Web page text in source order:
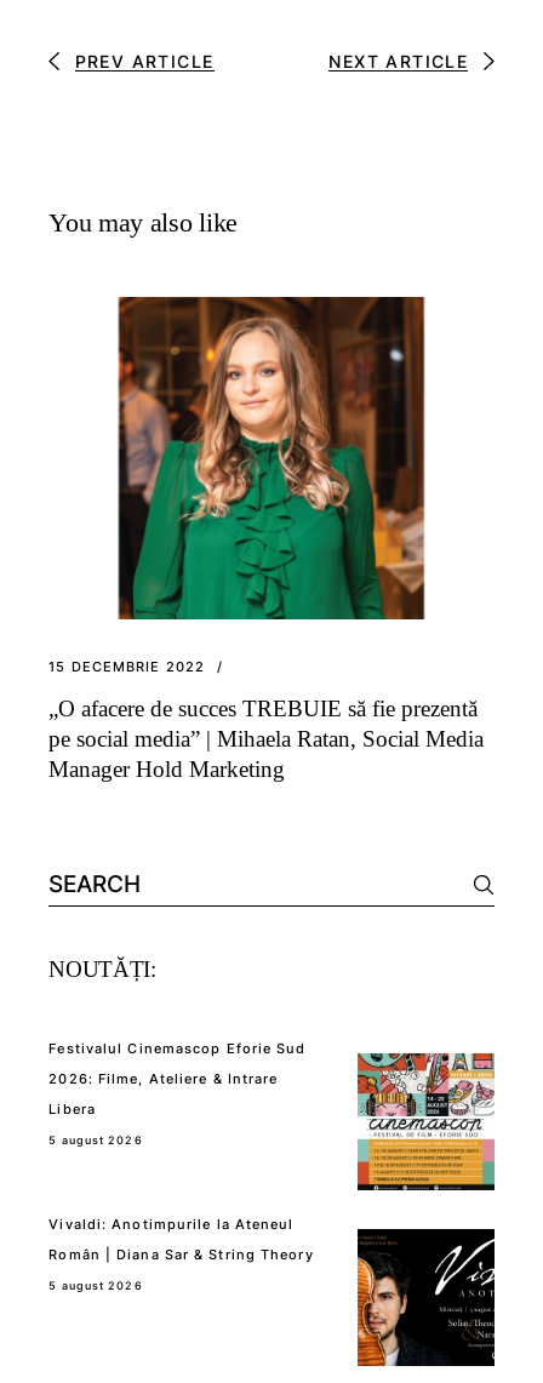
PREV ARTICLE NEXT ARTICLE
You may also like
15 DECEMBRIE 2022
„O afacere de succes TREBUIE să fie prezentă
pe social media” | Mihaela Ratan, Social Media
Manager Hold Marketing
Search
for:
NOUTĂȚI:
Festivalul Cinemascop Eforie Sud
2026: Filme, Ateliere & Intrare
Libera
5 august 2026
Vivaldi: Anotimpurile la Ateneul
Român | Diana Sar & String Theory
5 august 2026